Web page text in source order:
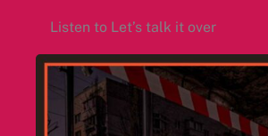
Listen to Let’s talk it over